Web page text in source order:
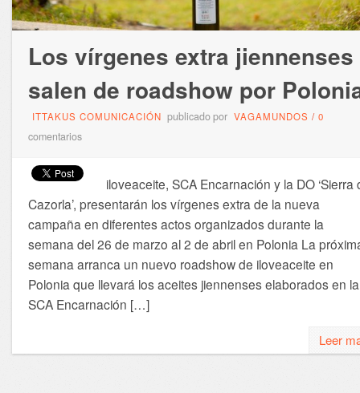
Los vírgenes extra jiennenses
salen de roadshow por
ITTAKUS COMUNICACIÓN publicado por VAGAMUNDOS / 0
comentarios
iloveaceite, SCA Encarnación y la DO ‘Sierra
Cazorla’, presentarán los vírgenes extra de la nueva
campaña en diferentes actos organizados durante la
semana del 26 de marzo al 2 de abril en Polonia La
semana arranca un nuevo roadshow de iloveaceite en
Polonia que llevará los aceites jiennenses elaborados en la
SCA Encarnación […]
Leer